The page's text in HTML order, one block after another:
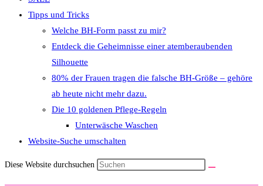
Tipps und Tricks
Welche BH-Form passt zu mir?
Entdeck die Geheimnisse einer atemberaubenden
Silhouette
80% der Frauen tragen die falsche BH-Größe – gehöre
ab heute nicht mehr dazu.
Die 10 goldenen Pflege-Regeln
Unterwäsche Waschen
Website-Suche umschalten
Diese Website durchsuchen